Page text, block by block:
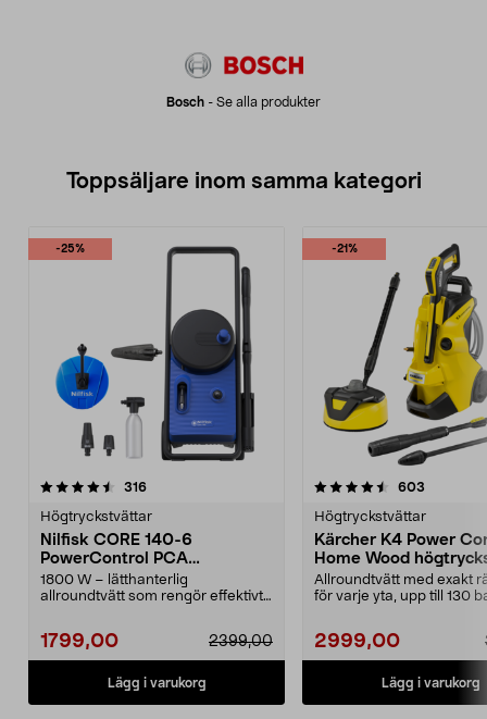
Bosch - Se alla produkter
Toppsäljare inom samma kategori
-25%
316recensioner
Högtryckstvättar
Nilfisk CORE 140-6
PowerControl PCA
högtryckstvätt
1800 W – lätthanterlig
allroundtvätt som rengör effektivt
1799,00 2399,00
Lägg i varukorg
-21%
4.5 av 5 stjärnor 603
Högtryckstvättar
Kärcher K4 Power
Home Wood
Allroundtvätt med exakt
för varje yta, upp till 130
2999,00
Lägg i varukorg
4.5 av 5 stjärnor